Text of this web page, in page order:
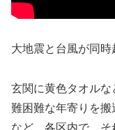
大地震と台風が同時
玄関に黄色タオル
難困難な年寄りを
など、各区内で、そ